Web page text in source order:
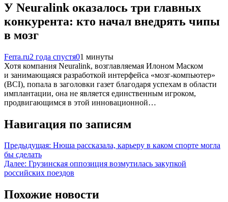
У Neuralink оказалось три главных
конкурента: кто начал внедрять чипы
в мозг
Ferra.ru2 года спустя01 минуты
Хотя компания Neuralink, возглавляемая Илоном Маском
и занимающаяся разработкой интерфейса «мозг-компьютер»
(BCI), попала в заголовки газет благодаря успехам в области
имплантации, она не является единственным игроком,
продвигающимся в этой инновационной…
Навигация по записям
Предыдущая: Нюша рассказала, карьеру в каком спорте могла
бы сделать
Далее: Грузинская оппозиция возмутилась закупкой
российских поездов
Похожие новости